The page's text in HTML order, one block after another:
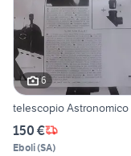
6
telescopio Astronomico
150 €
Eboli(SA)